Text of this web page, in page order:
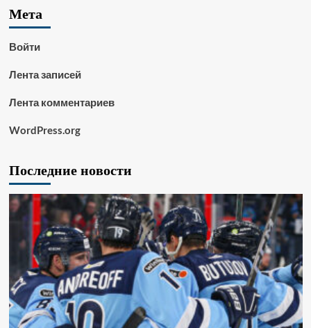
Мета
Войти
Лента записей
Лента комментариев
WordPress.org
Последние новости